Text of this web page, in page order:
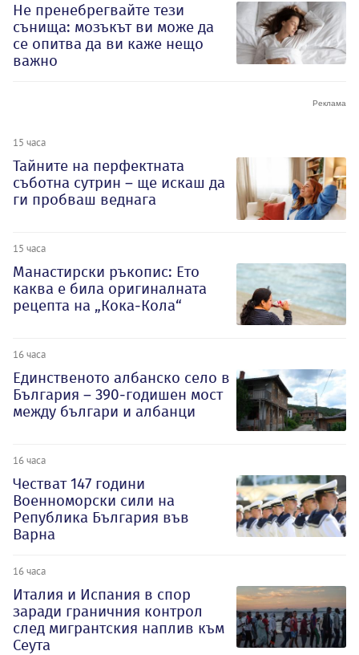
Не пренебрегвайте тези
сънища: мозъкът ви може да
се опитва да ви каже нещо
важно
15 часа
Тайните на перфектната
съботна сутрин – ще искаш да
ги пробваш веднага
15 часа
Манастирски ръкопис: Ето
каква е била оригиналната
рецепта на „Кока-Кола“
16 часа
Единственото албанско село в
България – 390-годишен мост
между българи и албанци
16 часа
Честват 147 години
Военноморски сили на
Република България във
Варна
16 часа
Италия и Испания в спор
заради граничния контрол
след мигрантския наплив към
Сеута